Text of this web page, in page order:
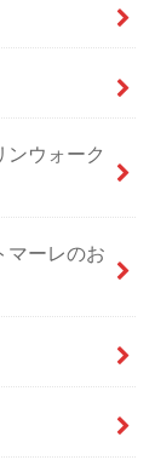
ウォーク
マーレのお